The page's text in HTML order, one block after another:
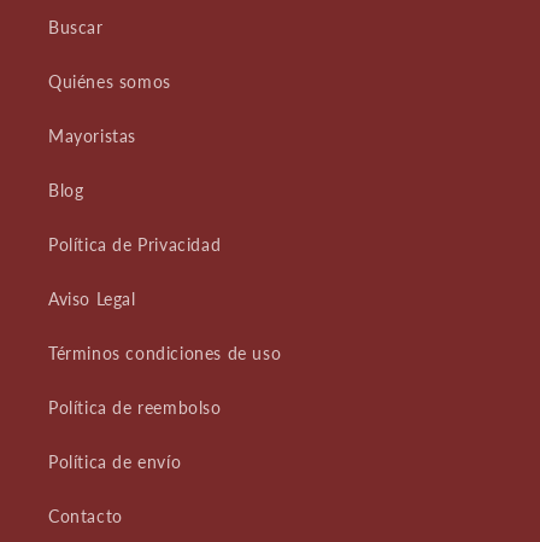
Buscar
Quiénes somos
Mayoristas
Blog
Política de Privacidad
Aviso Legal
Términos condiciones de uso
Política de reembolso
Política de envío
Contacto